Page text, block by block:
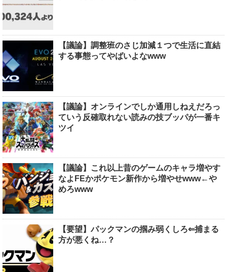
【議論】調整班のさじ加減１つで生活に直結
する事態ってやばいよなwww
【議論】オンラインでしか通用しねえだろっ
ていう反確取れない読みの技ブッパが一番キ
ツイ
【議論】これ以上昔のゲームのキャラ増やす
なよFEかポケモン新作から増やせwww←や
めろwww
【要望】パックマンの掴み弱くしろ⇐捕まる
方が悪くね…？